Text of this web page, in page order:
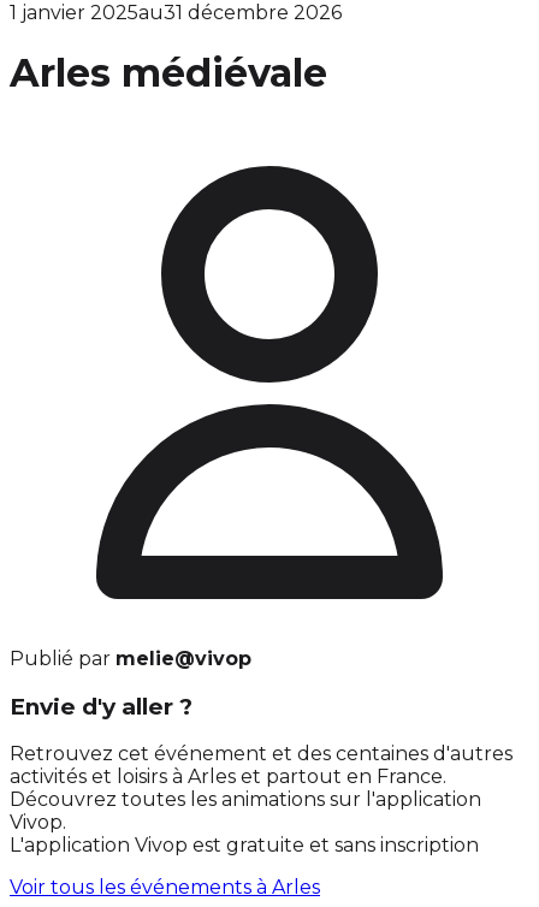
1 janvier 2025au31 décembre 2026
Arles médiévale
Publié par melie@vivop
Envie d'y aller ?
Retrouvez cet événement et des centaines d'autres
activités et loisirs à Arles et partout en France.
Découvrez toutes les animations sur l'application
Vivop.
L'application Vivop est gratuite et sans inscription
Voir tous les événements à Arles